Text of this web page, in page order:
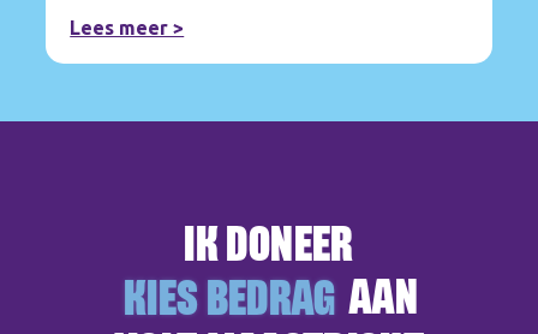
Lees meer >
IK DONEER
KIES BEDRAG
KIES DONATIEBEDRAG
AAN